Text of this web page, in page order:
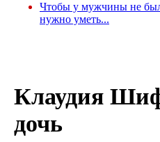
Чтобы у мужчины не
нужно уметь...
Клаудия
дочь